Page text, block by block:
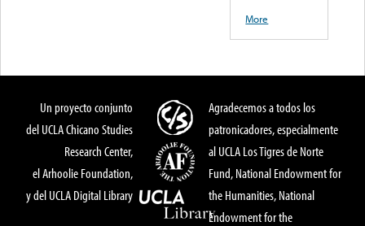
More
Un proyecto conjunto
del UCLA Chicano Studies
Research Center,
el Arhoolie Foundation,
y del UCLA Digital Library
Agradecemos a todos los
patronicadores, especialmente
al UCLA Los Tigres de Norte
Fund, National Endowment for
the Humanities, National
Endowment for the